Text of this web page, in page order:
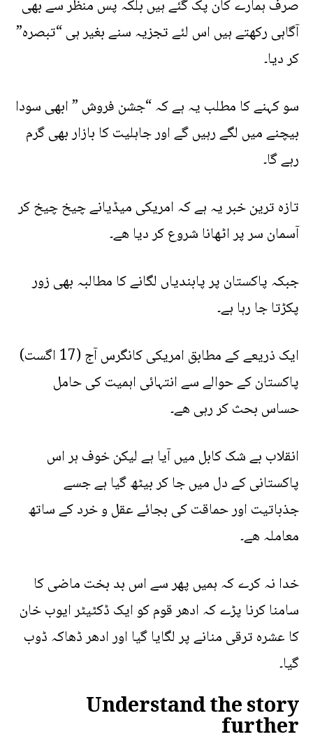
صرف ہمارے کان پک گئے ہیں بلکہ پس منظر سے بھی
آگاہی رکھتے ہیں اس لئے تجزیہ سنے بغیر ہی “تبصرہ”
کر دیا۔
سو کہنے کا مطلب یہ ہے کہ “جشن فروش ” ابھی سودا
بیچنے میں لگے رہیں گے اور جاہلیت کا بازار بھی گرم
رہے گا۔
تازہ ترین خبر یہ ہے کہ امریکی میڈیانے چیخ چیخ کر
آسمان سر پر اٹھانا شروع کر دیا ھے۔
جبکہ پاکستان پر پابندیاں لگانے کا مطالبہ بھی زور
پکڑتا جا رہا ہے۔
ایک ذریعے کے مطابق امریکی کانگرس آج (17 اگست)
پاکستان کے حوالے سے انتہائی اہمیت کی حامل
حساس بحث کر رہی ھے۔
انقلاب بے شک کابل میں آیا ہے لیکن خوف ہر اس
پاکستانی کے دل میں جا کر بیٹھ گیا ہے جسے
جذباتیت اور حماقت کی بجائے عقل و خرد کے ساتھ
معاملہ ھے۔
خدا نہ کرے کہ ہمیں پھر سے اس بد بخت ماضی کا
سامنا کرنا پڑے کہ ادھر قوم کو ایک ڈکٹیٹر ایوب خان
کا عشرہ ترقی منانے پر لگایا گیا اور ادھر ڈھاکہ ڈوب
گیا۔
Understand the story
further